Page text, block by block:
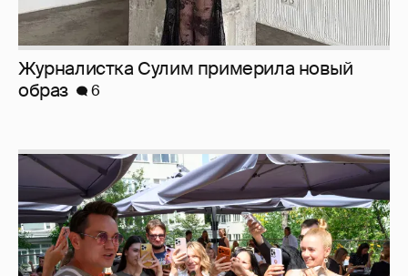
Анастасия Гребенкина, Женя Малахова,
Оксана Русланова и другие гости
фестиваля «Баланс вкуса и ритма»:
рассматриваем летние образы